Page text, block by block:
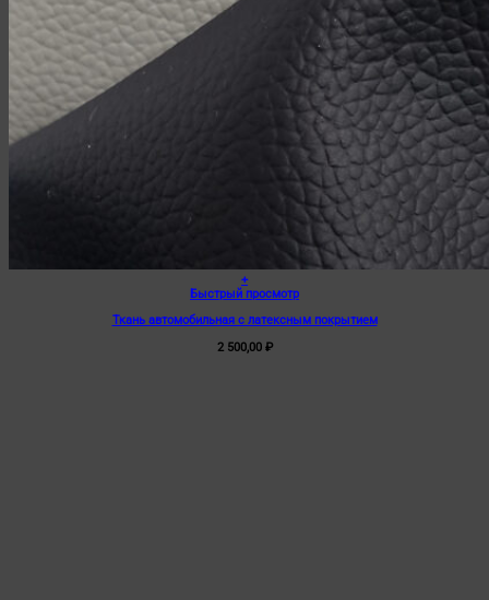
+
Этот
имеет
вариаций.
Быстрый просмотр
Ткань автомобильная с латексным покрытием
2 500,00 ₽